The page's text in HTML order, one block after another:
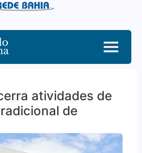
atividades de
de